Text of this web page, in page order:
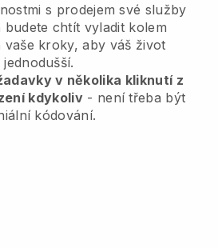
s prodejem své služby
budete chtít vyladit kolem
vaše kroky, aby váš život
jednodušší.
v několika kliknutí z
kdykoliv- není třeba být
kódování.